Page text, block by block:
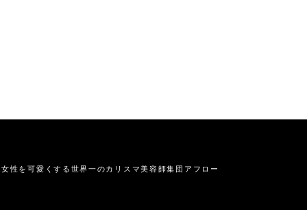
性を可愛くする 世界一のカリスマ美容師集団アフロー